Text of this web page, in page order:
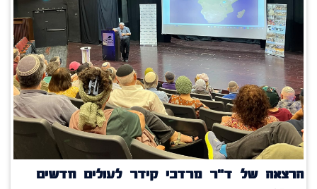
הרצאה של ד"ר מרדכי קידר לעולים חדשים